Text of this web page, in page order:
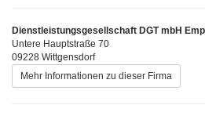
Dienstleistungsgesellschaft DGT mbH
Untere Hauptstraße 70
09228 Wittgensdorf
Mehr Informationen zu dieser Firma